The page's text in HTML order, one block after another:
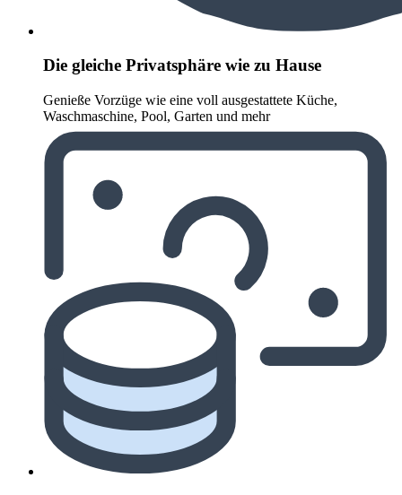
Die gleiche Privatsphäre wie zu Hause
Genieße Vorzüge wie eine voll ausgestattete Küche,
Waschmaschine, Pool, Garten und mehr